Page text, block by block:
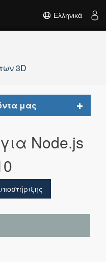
Ελληνικά
3D
μας
Toggle
Node.js